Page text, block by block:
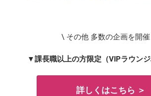
\ その他 多数の企画を開
▼課長職以上の方限定（VIPラウンジ
詳しくはこちら ＞